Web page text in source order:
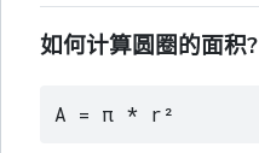
如何计算圆圈的面积?
A = π * r²